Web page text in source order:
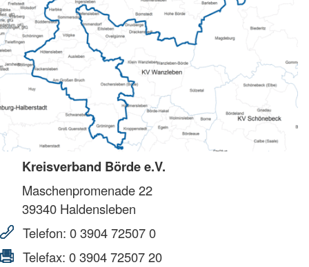
Kreisverband Börde e.V.
Maschenpromenade 22
39340 Haldensleben
Telefon: 0 3904 72507 0
Telefax: 0 3904 72507 20